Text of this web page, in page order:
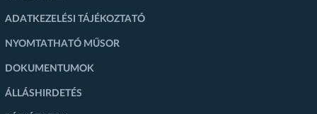
ADATKEZELÉSI TÁJÉKOZTATÓ
NYOMTATHATÓ MŰSOR
DOKUMENTUMOK
ÁLLÁSHIRDETÉS